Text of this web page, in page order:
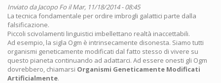
Inviato daJacopo Fo il Mar, 11/18/2014 - 08:45
La tecnica fondamentale per ordire imbrogli galattici parte dalla
falsificazione.
Piccoli scivolamenti linguistici imbellettano realtà inaccettabili.
Ad esempio, la sigla Ogm è intrinsecamente disonesta. Siamo tutti
organismi geneticamente modificati dal fatto stesso di vivere su
questo pianeta continuando ad adattarci. Ad essere onesti gli Ogm
dovrebbero, chiamarsi Organismi Geneticamente Modificati
Artificialmente.